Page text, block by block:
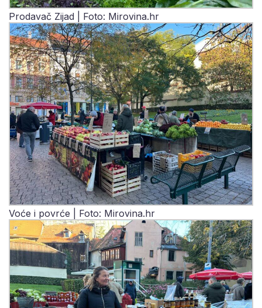
Prodavač Zijad | Foto: Mirovina.hr
Voće i povrće | Foto: Mirovina.hr